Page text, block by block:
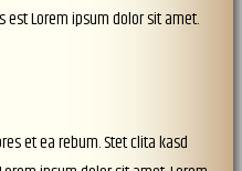
Lorem ipsum dolor sit amet.
et ea rebum. Stet clita kasd